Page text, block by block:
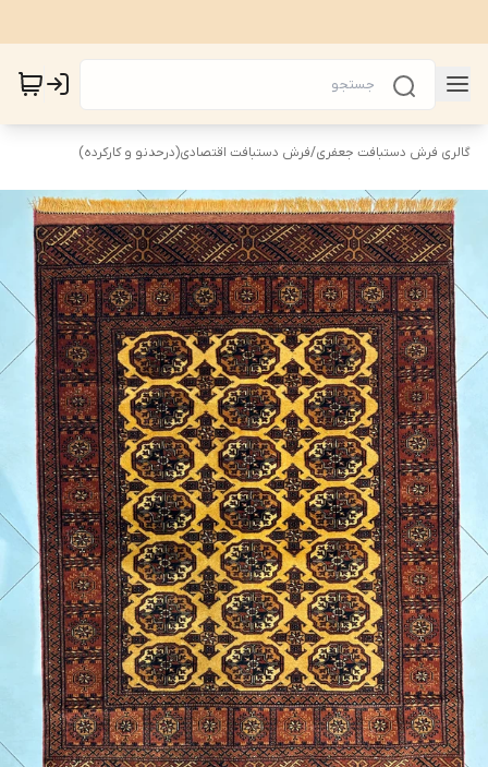
گالری فرش دستبافت جعفری/فرش دستبافت اقتصادی(درحدنو و کارکرده)